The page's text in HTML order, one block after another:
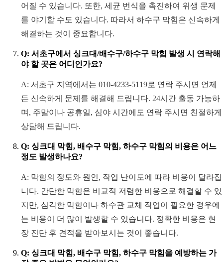
어질 수 있습니다. 또한, 세균 번식을 촉진하여 위생 문제
를 야기할 수도 있습니다. 따라서 하수구 막힘은 신속하게
해결하는 것이 중요합니다.
Q: 서초구에서 싱크대/배수구/하수구 막힘 발생 시 연락해
야 할 곳은 어디인가요?
A: 서초구 지역에서는 010-4233-5119로 연락 주시면 언제
든 신속하게 문제를 해결해 드립니다. 24시간 출동 가능하
며, 주말이나 공휴일, 심야 시간에도 연락 주시면 친절하게
상담해 드립니다.
Q: 싱크대 막힘, 배수구 막힘, 하수구 막힘의 비용은 어느
정도 발생하나요?
A: 막힘의 정도와 원인, 작업 난이도에 따라 비용이 달라집
니다. 간단한 막힘은 비교적 저렴한 비용으로 해결할 수 있
지만, 심각한 막힘이나 하수관 교체 작업이 필요한 경우에
는 비용이 더 많이 발생할 수 있습니다. 정확한 비용은 현
장 진단 후 견적을 받아보시는 것이 좋습니다.
Q: 싱크대 막힘, 배수구 막힘, 하수구 막힘을 예방하는 가